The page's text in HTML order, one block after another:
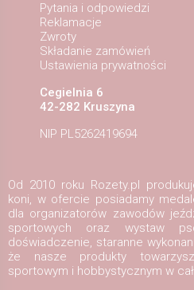
Pytania i odpowiedzi
Reklamacje
Zwroty
Składanie zamówień
Ustawienia prywatności
Cegielnia 6
42-282 Kruszyna
NIP PL5262419694
Od 2010 roku Rozety.pl
koni, w ofercie posiadamy
dla organizatorów zawodów
sportowych oraz wystaw
doświadczenie, staranne
że nasze produkty
sportowym i hobbystycznym w